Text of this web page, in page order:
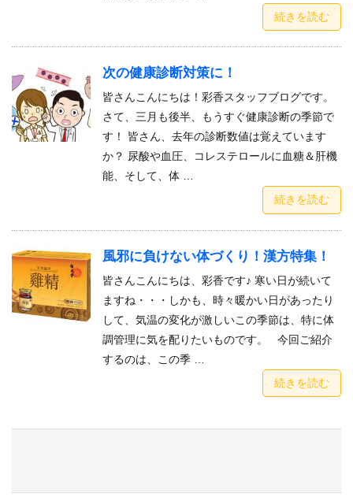
続きを読む
次の健康診断対策に！
皆さんこんにちは！彩香スタッフブログです。
さて、三月も後半、もうすぐ健康診断の季節で
す！ 皆さん、去年の診断数値は覚えています
か？ 尿酸や血圧、コレステロールに血糖＆肝機
能、そして、体 …
続きを読む
風邪に負けない体づくり！漢方特集！
皆さんこんにちは、彩香です♪ 寒い日が続いて
ますね・・・しかも、時々暖かい日があったり
して、気温の変化が激しいこの季節は、特に体
調管理に気を配りたいものです。 今回ご紹介
するのは、この季 …
続きを読む